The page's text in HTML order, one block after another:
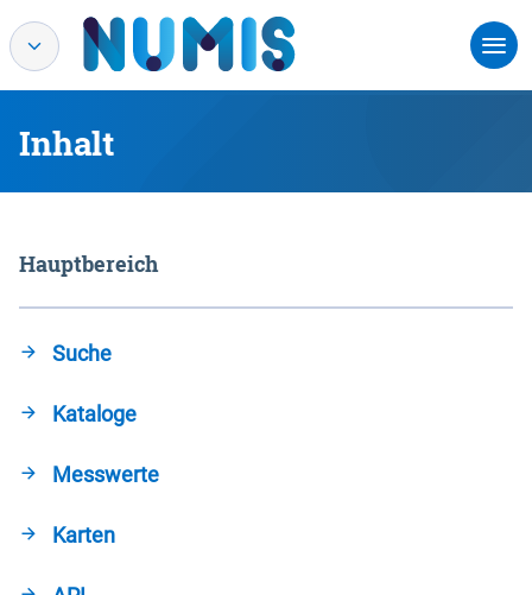
Inhalt
Hauptbereich
Suche
Kataloge
Messwerte
Karten